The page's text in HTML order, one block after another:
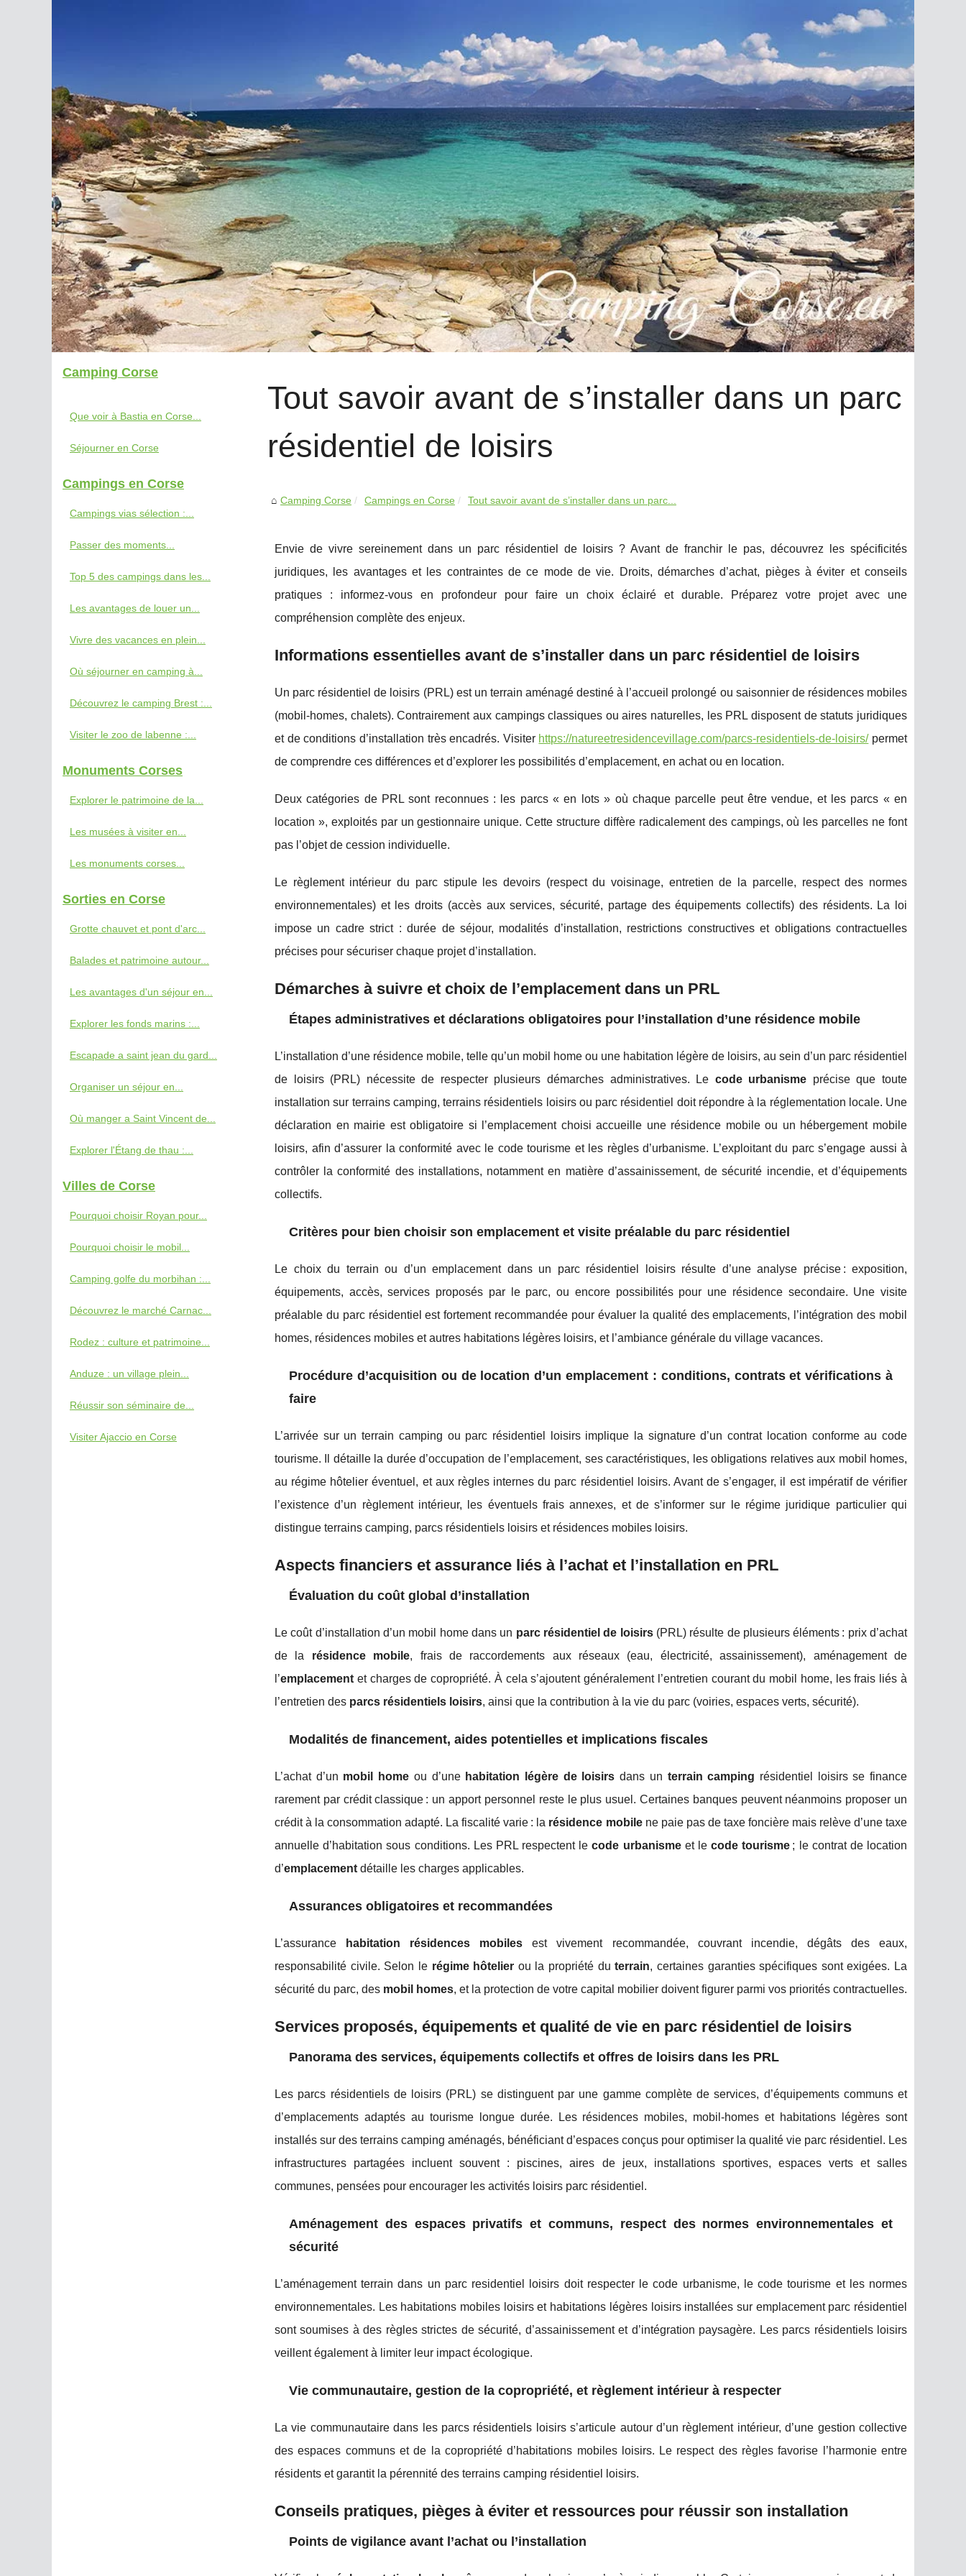
Tout savoir avant de s’installer dans un parc
résidentiel de loisirs
Camping Corse Campings en Corse Tout savoir avant de s’installer dans un parc...
Envie de vivre sereinement dans un parc résidentiel de loisirs ? Avant de franchir le pas, découvrez les spécificités
juridiques, les avantages et les contraintes de ce mode de vie. Droits, démarches d’achat, pièges à éviter et conseils
pratiques : informez-vous en profondeur pour faire un choix éclairé et durable. Préparez votre projet avec une
compréhension complète des enjeux.
Informations essentielles avant de s’installer dans un parc résidentiel de loisirs
Un parc résidentiel de loisirs (PRL) est un terrain aménagé destiné à l’accueil prolongé ou saisonnier de résidences mobiles
(mobil-homes, chalets). Contrairement aux campings classiques ou aires naturelles, les PRL disposent destatuts juridiques
et de conditions d’installation très encadrés. Visiter https://natureetresidencevillage.com/parcs-residentiels-de-loisirs/permet
de comprendre ces différences et d’explorer les possibilités d’emplacement, en achat ou en location.
Deux catégories de PRL sont reconnues : les parcs « en lots » où chaque parcelle peut être vendue, et les parcs « en
location », exploités par un gestionnaire unique. Cette structure diffère radicalement des campings, où les parcelles ne font
pas l’objet de cession individuelle.
Le règlement intérieur du parc stipule les devoirs (respect du voisinage, entretien de la parcelle, respect des normes
environnementales) et les droits (accès aux services, sécurité, partage des équipements collectifs) des résidents. La loi
impose un cadre strict : durée de séjour, modalités d’installation, restrictions constructives et obligations contractuelles
précises pour sécuriser chaque projet d’installation.
Démarches à suivre et choix de l’emplacement dans un PRL
Étapes administratives et déclarations obligatoires pour l’installation d’une résidence mobile
L’installation d’une résidence mobile, telle qu’un mobil home ou une habitation légère de loisirs, au sein d’un parc résidentiel
de loisirs (PRL) nécessite de respecter plusieurs démarches administratives. Le code urbanisme précise que toute
installation sur terrains camping, terrains résidentiels loisirs ou parc résidentiel doit répondre à la réglementation locale. Une
déclaration en mairie est obligatoire si l’emplacement choisi accueille une résidence mobile ou un hébergement mobile
loisirs, afin d’assurer la conformité avec le code tourisme et les règles d’urbanisme. L’exploitant du parc s’engage aussi à
contrôler la conformité des installations, notamment en matière d’assainissement, de sécurité incendie, et d’équipements
collectifs.
Critères pour bien choisir son emplacement et visite préalable du parc résidentiel
Le choix du terrain ou d’un emplacement dans un parc résidentiel loisirs résulte d’une analyse précise : exposition,
équipements, accès, services proposés par le parc, ou encore possibilités pour une résidence secondaire. Une visite
préalable du parc résidentiel est fortement recommandée pour évaluer la qualité des emplacements, l’intégration des mobil
homes, résidences mobiles et autres habitations légères loisirs, et l’ambiance générale du village vacances.
Procédure d’acquisition ou de location d’un emplacement : conditions, contrats et vérifications à
faire
L’arrivée sur un terrain camping ou parc résidentiel loisirs implique la signature d’un contrat location conforme au code
tourisme. Il détaille la durée d’occupation de l’emplacement, ses caractéristiques, les obligations relatives aux mobil homes,
au régime hôtelier éventuel, et aux règles internes du parc résidentiel loisirs. Avant de s’engager, il est impératif de vérifier
l’existence d’un règlement intérieur, les éventuels frais annexes, et de s’informer sur le régime juridique particulier qui
distingue terrains camping, parcs résidentiels loisirs et résidences mobiles loisirs.
Aspects financiers et assurance liés à l’achat et l’installation en PRL
Évaluation du coût global d’installation
Le coût d’installation d’un mobil home dans un parc résidentiel de loisirs(PRL) résulte de plusieurs éléments : prix d’achat
de la résidence mobile, frais de raccordements aux réseaux (eau, électricité, assainissement), aménagement de
l’emplacement et charges de copropriété. À cela s’ajoutent généralement l’entretien courant du mobil home, les frais liés à
l’entretien des parcs résidentiels loisirs, ainsi que la contribution à la vie du parc (voiries, espaces verts, sécurité).
Modalités de financement, aides potentielles et implications fiscales
L’achat d’un mobil home ou d’une habitation légère de loisirs dans un terrain camping résidentiel loisirs se finance
rarement par crédit classique : un apport personnel reste le plus usuel. Certaines banques peuvent néanmoins proposer un
crédit à la consommation adapté. La fiscalité varie : la résidence mobilene paie pas de taxe foncière mais relève d’une taxe
annuelle d’habitation sous conditions. Les PRL respectent lecode urbanismeet lecode tourisme ; le contrat de location
d’emplacement détaille les charges applicables.
Assurances obligatoires et recommandées
L’assurance habitation résidences mobiles est vivement recommandée, couvrant incendie, dégâts des eaux,
responsabilité civile. Selon le régime hôtelier ou la propriété duterrain, certaines garanties spécifiques sont exigées. La
sécurité du parc, des mobil homes, et la protection de votre capital mobilier doivent figurer parmi vos priorités contractuelles.
Services proposés, équipements et qualité de vie en parc résidentiel de loisirs
Panorama des services, équipements collectifs et offres de loisirs dans les PRL
Les parcs résidentiels de loisirs (PRL) se distinguent par une gamme complète de services, d’équipements communs et
d’emplacements adaptés au tourisme longue durée. Les résidences mobiles, mobil-homes et habitations légères sont
installés sur des terrains camping aménagés, bénéficiant d’espaces conçus pour optimiser la qualité vie parc résidentiel. Les
infrastructures partagées incluent souvent : piscines, aires de jeux, installations sportives, espaces verts et salles
communes, pensées pour encourager les activités loisirs parc résidentiel.
Aménagement des espaces privatifs et communs, respect des normes environnementales et
sécurité
L’aménagement terrain dans un parc residentiel loisirs doit respecter le code urbanisme, le code tourisme et les normes
environnementales. Les habitations mobiles loisirs et habitations légères loisirs installées sur emplacement parc résidentiel
sont soumises à des règles strictes de sécurité, d’assainissement et d’intégration paysagère. Les parcs résidentiels loisirs
veillent également à limiter leur impact écologique.
Vie communautaire, gestion de la copropriété, et règlement intérieur à respecter
La vie communautaire dans les parcs résidentiels loisirs s’articule autour d’un règlement intérieur, d’une gestion collective
des espaces communs et de la copropriété d’habitations mobiles loisirs. Le respect des règles favorise l’harmonie entre
résidents et garantit la pérennité des terrains camping résidentiel loisirs.
Conseils pratiques, pièges à éviter et ressources pour réussir son installation
Points de vigilance avant l’achat ou l’installation
Camping Corse
Que voir à Bastia en Corse...
Séjourner en Corse
Campings en Corse
Campings vias sélection :...
Passer des moments...
Top 5 des campings dans les...
Les avantages de louer un...
Vivre des vacances en plein...
Où séjourner en camping à...
Découvrez le camping Brest :...
Visiter le zoo de labenne :...
Monuments Corses
Explorer le patrimoine de la...
Les musées à visiter en...
Les monuments corses...
Sorties en Corse
Grotte chauvet et pont d'arc...
Balades et patrimoine autour...
Les avantages d'un séjour en...
Explorer les fonds marins :...
Escapade a saint jean du gard...
Organiser un séjour en...
Où manger a Saint Vincent de...
Explorer l'Étang de thau :...
Villes de Corse
Pourquoi choisir Royan pour...
Pourquoi choisir le mobil...
Camping golfe du morbihan :...
Découvrez le marché Carnac...
Rodez : culture et patrimoine...
Anduze : un village plein...
Réussir son séminaire de...
Visiter Ajaccio en Corse